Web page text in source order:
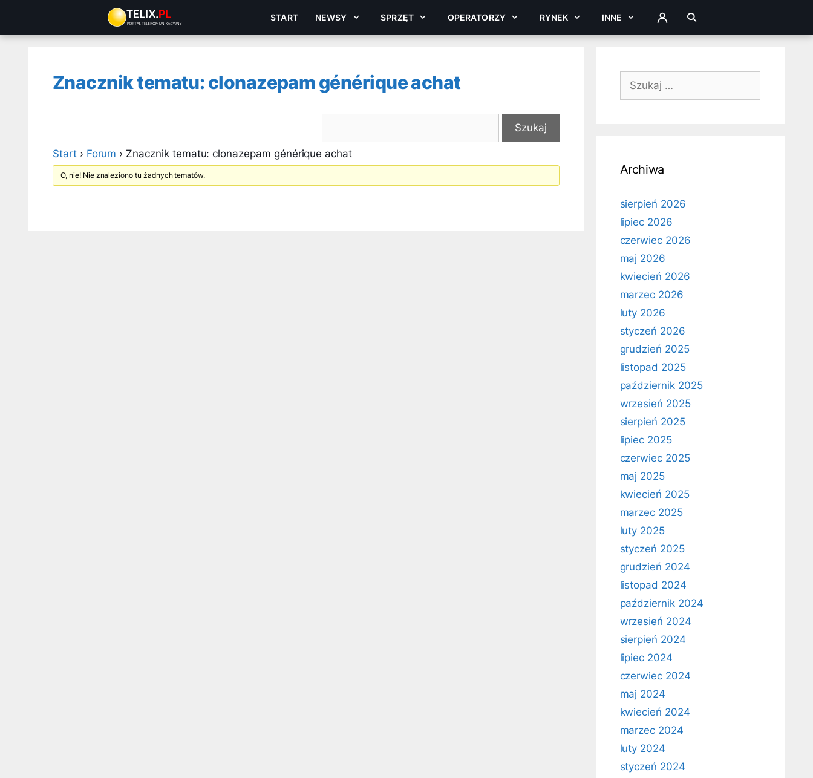
treści
START NEWSY SPRZĘT OPERATORZY RYNEK INNE ZALOGUJ
Znacznik tematu: clonazepam générique achat
Start › Forum › Znacznik tematu: clonazepam générique achat
O, nie! Nie znaleziono tu żadnych tematów.
Szukaj:
Archiwa
sierpień 2026
lipiec 2026
czerwiec 2026
maj 2026
kwiecień 2026
marzec 2026
luty 2026
styczeń 2026
grudzień 2025
listopad 2025
październik 2025
wrzesień 2025
sierpień 2025
lipiec 2025
czerwiec 2025
maj 2025
kwiecień 2025
marzec 2025
luty 2025
styczeń 2025
grudzień 2024
listopad 2024
październik 2024
wrzesień 2024
sierpień 2024
lipiec 2024
czerwiec 2024
maj 2024
kwiecień 2024
marzec 2024
luty 2024
styczeń 2024